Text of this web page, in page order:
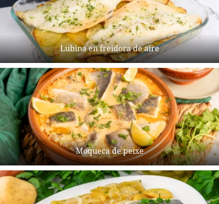
Lubina en freidora de aire
Moqueca de peixe